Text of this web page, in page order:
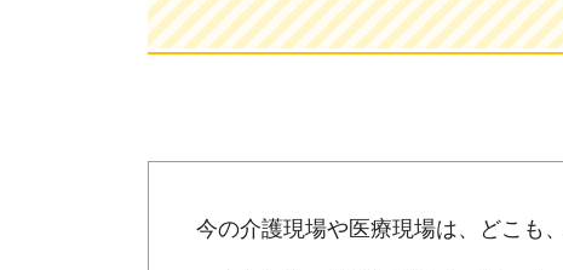
今の介護現場や医療現場は、どこも